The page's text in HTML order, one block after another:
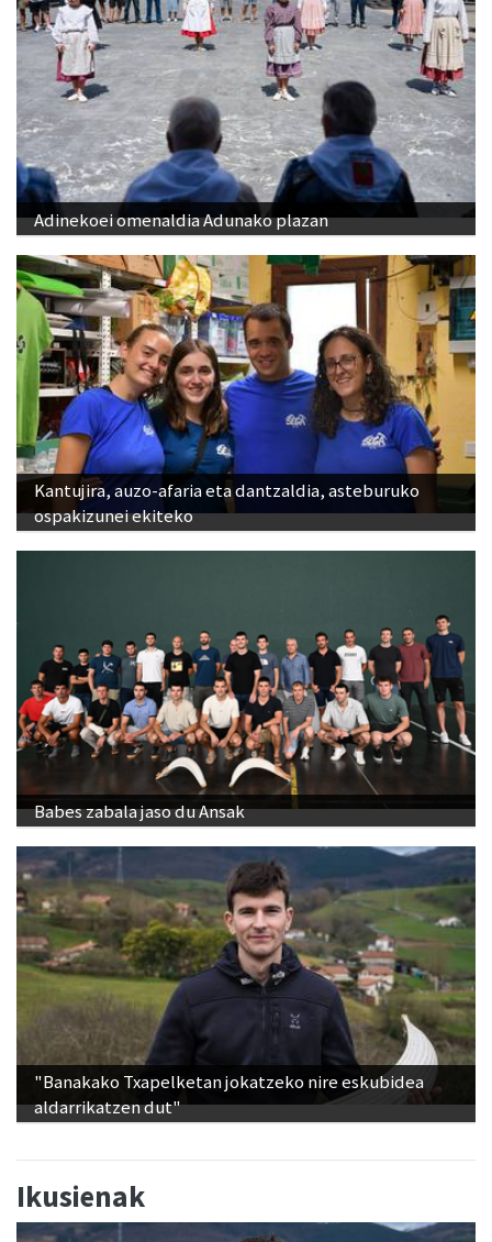
Adinekoei omenaldia Adunako plazan
Kantujira, auzo-afaria eta dantzaldia, asteburuko
ospakizunei ekiteko
Babes zabala jaso du Ansak
"Banakako Txapelketan jokatzeko nire eskubidea
aldarrikatzen dut"
Ikusienak